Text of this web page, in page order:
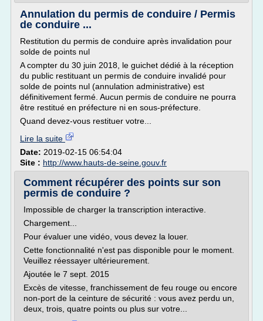
Annulation du permis de conduire / Permis
de conduire ...
Restitution du permis de conduire après invalidation pour
solde de points nul
A compter du 30 juin 2018, le guichet dédié à la réception
du public restituant un permis de conduire invalidé pour
solde de points nul (annulation administrative) est
définitivement fermé. Aucun permis de conduire ne pourra
être restitué en préfecture ni en sous-préfecture.
Quand devez-vous restituer votre...
Lire la suite
Date: 2019-02-15 06:54:04
Site : http://www.hauts-de-seine.gouv.fr
Comment récupérer des points sur son
permis de conduire ?
Impossible de charger la transcription interactive.
Chargement...
Pour évaluer une vidéo, vous devez la louer.
Cette fonctionnalité n'est pas disponible pour le moment.
Veuillez réessayer ultérieurement.
Ajoutée le 7 sept. 2015
Excès de vitesse, franchissement de feu rouge ou encore
non-port de la ceinture de sécurité : vous avez perdu un,
deux, trois, quatre points ou plus sur votre...